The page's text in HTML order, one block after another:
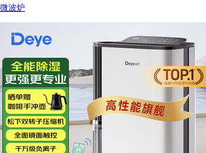
微波炉